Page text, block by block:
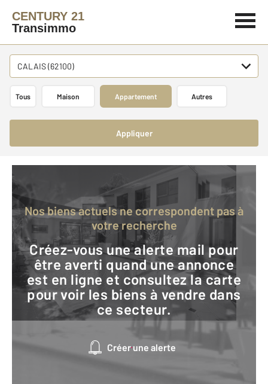
CENTURY 21
Transimmo
CALAIS (62100)
Tous Maison Appartement Autres
Appliquer
Nos biens actuels ne correspondent pas à
votre recherche
Créez-vous une alerte mail pour
être averti quand une annonce
est en ligne et consultez la carte
pour voir les biens à vendre dans
ce secteur.
Créer une alerte